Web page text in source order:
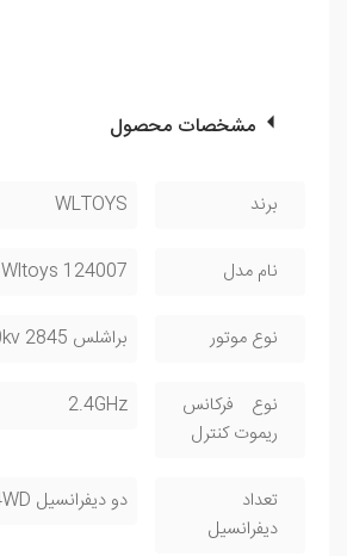
مشخصات محصول
برند WLTOYS
نام مدل Wltoys 124007
نوع موتور براشلس 2845 4000kv
نوع فرکانس
ریموت کنترل
2.4GHz
تعداد
دیفرانسیل
دو دیفرانسیل 4WD